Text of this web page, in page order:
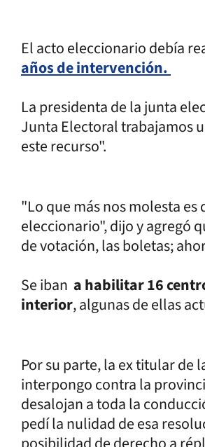
El acto eleccionario debía
años de intervención.
La presidenta de la junta
Junta Electoral trabajamos
este recurso".
"Lo que más nos molesta
eleccionario", dijo y agregó
de votación, las boletas;
Se iban a habilitar 16
interior, algunas de ellas
Por su parte, la ex titular de
interpongo contra la
desalojan a toda la
pedí la nulidad de esa